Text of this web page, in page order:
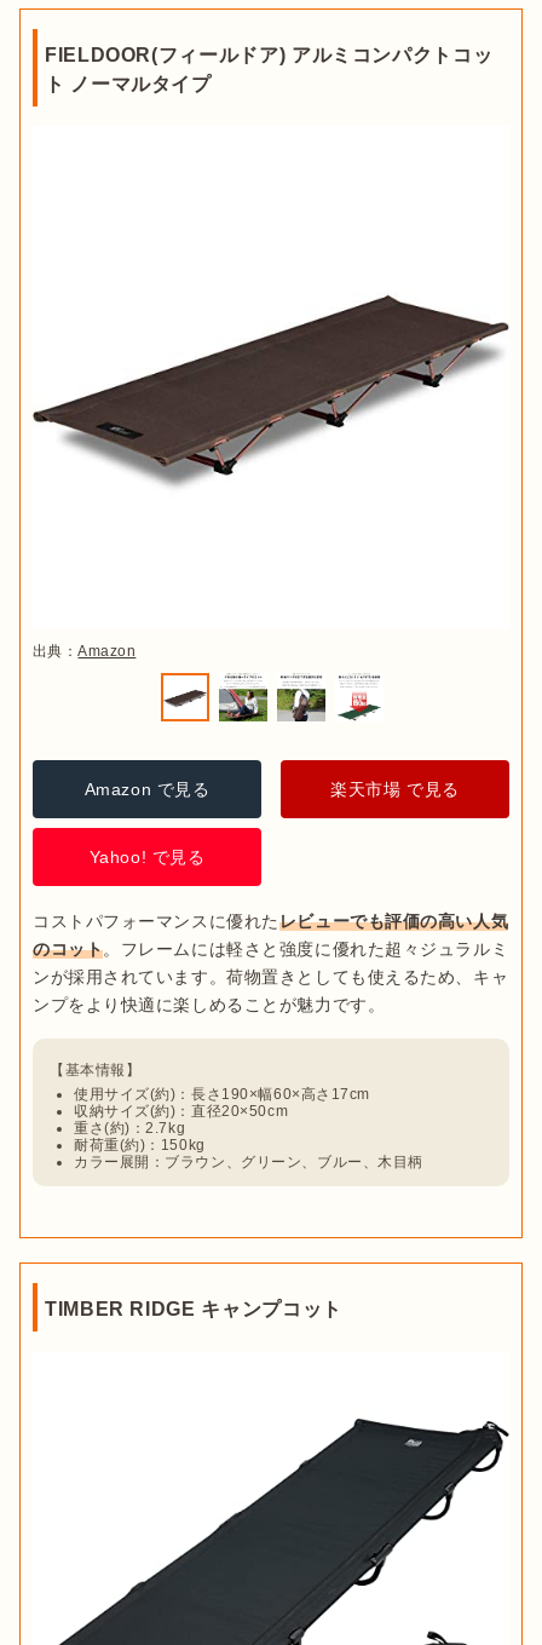
FIELDOOR(フィールドア) アルミコンパクトコッ
ト ノーマルタイプ
出典：Amazon
Amazon で見る 楽天市場 で見る
Yahoo! で見る
コストパフォーマンスに優れたレビューでも評価の高い人気
のコット。フレームには軽さと強度に優れた超々ジュラルミ
ンが採用されています。荷物置きとしても使えるため、キャ
使用サイズ(約)：長さ190×幅60×高さ17cm
収納サイズ(約)：直径20×50cm
重さ(約)：2.7kg
耐荷重(約)：150kg
カラー展開：ブラウン、グリーン、ブルー、木目柄
TIMBER RIDGE キャンプコット